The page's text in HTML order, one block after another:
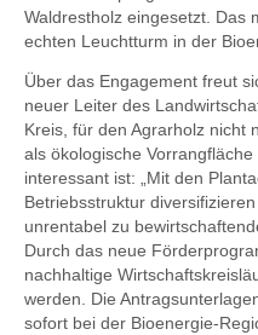
Waldrestholz eingesetzt. Das
echten Leuchtturm in der
Über das Engagement freut
neuer Leiter des
Kreis, für den Agrarholz nicht
als ökologische
interessant ist: „Mit den
Betriebsstruktur
unrentabel zu
Durch das neue
nachhaltige
werden. Die
sofort bei der Bioenergie-